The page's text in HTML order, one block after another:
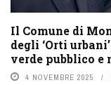
Il Comune di
degli ‘Orti
verde pubblico e
4 NOVEMBRE 2025